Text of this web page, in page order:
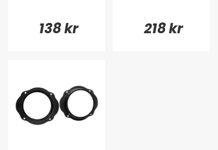
138 kr 218 kr